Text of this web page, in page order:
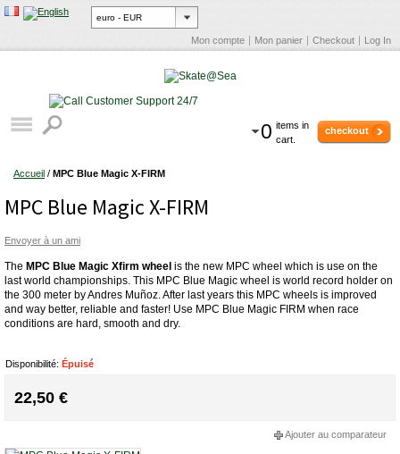
Mon compte Mon panier Checkout Log In
0 items in
cart.
checkout
Accueil / MPC Blue Magic X-FIRM
MPC Blue Magic X-FIRM
Envoyer à un ami
The MPC Blue Magic Xfirm wheel is the new MPC wheel which is use on the
last world championships. This MPC Blue Magic wheel is world record holder on
the 300 meter by Andres Muñoz. After last years this MPC wheels is improved
and way better, reliable and faster! Use MPC Blue Magic FIRM when race
conditions are hard, smooth and dry.
Disponibilité: Épuisé
22,50 €
Ajouter au comparateur